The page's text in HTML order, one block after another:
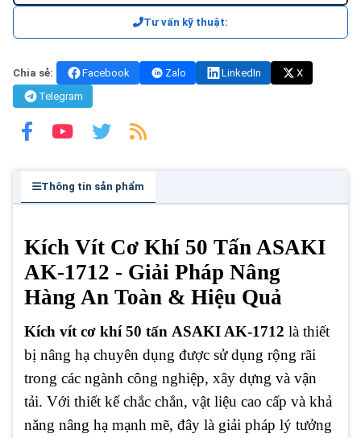
Tư vấn kỹ thuật:
Chia sẻ: Facebook Zalo LinkedIn
X
Telegram
Thông tin sản phẩm
Kích Vít Cơ Khí 50 Tấn ASAKI
AK-1712 - Giải Pháp Nâng
Hàng An Toàn & Hiệu Quả
Kích vít cơ khí 50 tấn ASAKI AK-1712 là thiết
bị nâng hạ chuyên dụng được sử dụng rộng rãi
trong các ngành công nghiệp, xây dựng và vận
tải. Với thiết kế chắc chắn, vật liệu cao cấp và khả
năng nâng hạ mạnh mẽ, đây là giải pháp lý tưởng